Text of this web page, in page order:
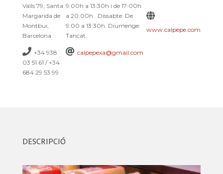
Valls 79, Santa
Margarida de
Montbui,
Barcelona
+34 938
03 51 61 / +34
684 29 53 99
9:00h a 13:30h i de 17:00h
a 20:00h . Dissabte: De
9:00 a 13:30h. Diumenge:
Tancat.
calpepexa@gmail.com
www.calpepe.com
DESCRIPCIÓ